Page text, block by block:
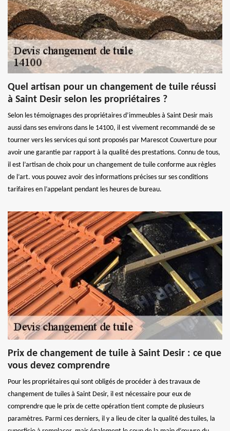
Quel artisan pour un changement de tuile réussi
à Saint Desir selon les propriétaires ?
Selon les témoignages des propriétaires d’immeubles à Saint Desir mais
aussi dans ses environs dans le 14100, il est vivement recommandé de se
tourner vers les services qui sont proposés par Marescot Couverture pour
avoir une garantie par rapport à la qualité des prestations. Connu de tous,
il est l’artisan de choix pour un changement de tuile conforme aux règles
de l’art. vous pouvez avoir des informations précises sur ses conditions
tarifaires en l’appelant pendant les heures de bureau.
Prix de changement de tuile à Saint Desir : ce que
vous devez comprendre
Pour les propriétaires qui sont obligés de procéder à des travaux de
changement de tuiles à Saint Desir, il est nécessaire pour eux de
comprendre que le prix de cette opération tient compte de plusieurs
paramètres. Parmi ces derniers, il y a lieu de citer la qualité des tuiles, la